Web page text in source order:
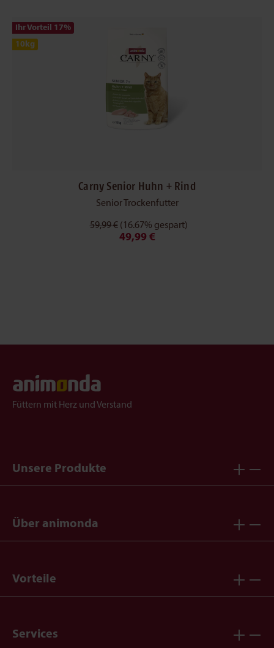
Ihr Vorteil 17%
10kg
Carny Senior Huhn + Rind
Senior Trockenfutter
59,99 € (16.67% gespart)
49,99 €
Füttern mit Herz und Verstand
Unsere Produkte
Über animonda
Vorteile
Services